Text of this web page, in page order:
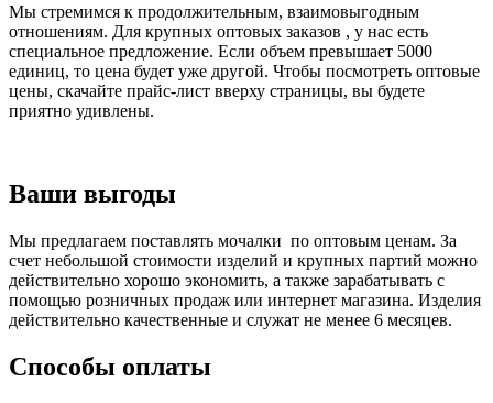
Мы стремимся к продолжительным, взаимовыгодным
отношениям. Для крупных оптовых заказов , у нас есть
специальное предложение. Если объем превышает 5000
единиц, то цена будет уже другой. Чтобы посмотреть оптовые
цены, скачайте прайс-лист вверху страницы, вы будете
приятно удивлены.
Ваши выгоды
Мы предлагаем поставлять мочалки по оптовым ценам. За
счет небольшой стоимости изделий и крупных партий можно
действительно хорошо экономить, а также зарабатывать с
помощью розничных продаж или интернет магазина. Изделия
действительно качественные и служат не менее 6 месяцев.
Способы оплаты